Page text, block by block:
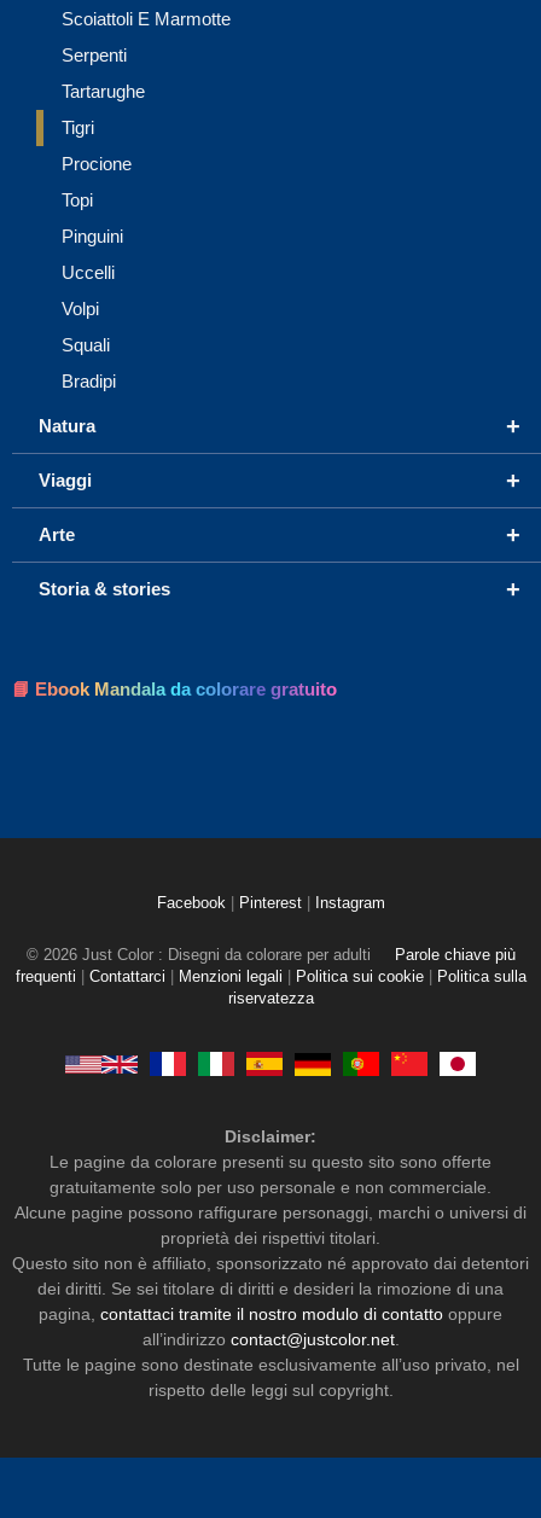
Scoiattoli E Marmotte
Serpenti
Tartarughe
Tigri
Procione
Topi
Pinguini
Uccelli
Volpi
Squali
Bradipi
+
Natura
+
Viaggi
+
Arte
+
Storia & stories
📘 Ebook Mandala da colorare gratuito
Facebook Pinterest Instagram
© 2026 Just Color : Disegni da colorare per adulti
Parole chiave più
frequenti
Contattarci Menzioni legali Politica sui cookie
Politica sulla
riservatezza
Disclaimer:
Le pagine da colorare presenti su questo sito sono offerte
gratuitamente solo per uso personale e non commerciale.
Alcune pagine possono raffigurare personaggi, marchi o universi di
proprietà dei rispettivi titolari.
Questo sito non è affiliato, sponsorizzato né approvato dai detentori
dei diritti. Se sei titolare di diritti e desideri la rimozione di una
pagina, contattaci tramite il nostro modulo di contatto oppure
all’indirizzo contact@justcolor.net.
Tutte le pagine sono destinate esclusivamente all’uso privato, nel
rispetto delle leggi sul copyright.